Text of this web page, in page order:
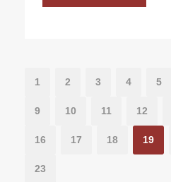
1 2 3 4 5
9 10 11 12
16 17 18 19
23